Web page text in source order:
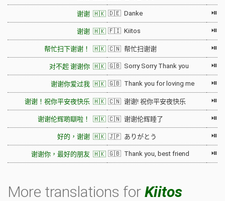
谢谢 🇭🇰 🇩🇪 Danke ⏯
谢谢 🇭🇰 🇫🇮 Kiitos ⏯
帮忙扫下谢谢！ 🇭🇰 🇨🇳 帮忙扫谢谢 ⏯
对不起 谢谢你 🇭🇰 🇬🇧 Sorry Sorry Thank you ⏯
谢谢你爱过我 🇭🇰 🇬🇧 Thank you for loving me ⏯
谢谢！祝你平安夜快乐 🇭🇰 🇨🇳 谢谢! 祝你平安夜快乐 ⏯
谢谢伦辉啲瞓啦！ 🇭🇰 🇨🇳 谢谢伦辉睡了 ⏯
好的，谢谢 🇭🇰 🇯🇵 ありがとう ⏯
谢谢你，最好的朋友 🇭🇰 🇬🇧 Thank you, best friend ⏯
More translations for Kiitos